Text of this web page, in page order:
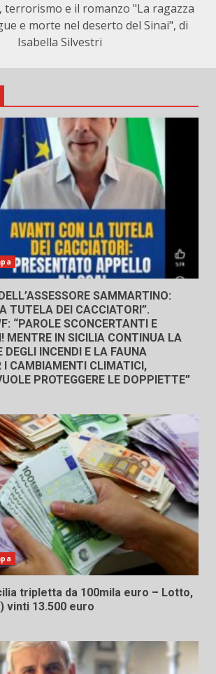
terrorismo e il romanzo "La ragazza
e morte nel deserto del Sinai", di
Isabella Silvestri
SAMMARTINO:
TUTELA DEI CACCIATORI”.
“PAROLE SCONCERTANTI E
MENTRE IN SICILIA CONTINUA LA
DEGLI INCENDI E LA FAUNA
I CAMBIAMENTI CLIMATICI,
PROTEGGERE LE DOPPIETTE”
tripletta da 100mila euro – Lotto,
vinti 13.500 euro